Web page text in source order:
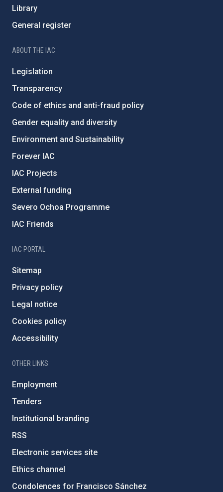
Library
General register
ABOUT THE IAC
Legislation
Transparency
Code of ethics and anti-fraud policy
Gender equality and diversity
Environment and Sustainability
Forever IAC
IAC Projects
External funding
Severo Ochoa Programme
IAC Friends
IAC PORTAL
Sitemap
Privacy policy
Legal notice
Cookies policy
Accessibility
OTHER LINKS
Employment
Tenders
Institutional branding
RSS
Electronic services site
Ethics channel
Condolences for Francisco Sánchez